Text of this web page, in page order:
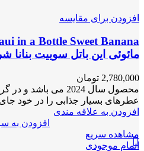
افزودن برای مقایسه
مائوئی این باتل سوییت
2,780,000 تومان
محصول سال 2024 می
عطرهای بسیار جذابی را در خود جای
افزودن به علاقه مندی
افزودن به
مشاهده سریع
اتمام موجودی